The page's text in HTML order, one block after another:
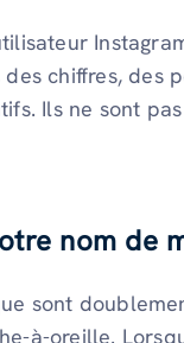
chiffres, des
Ils ne sont
nom de
sont
à-oreille.